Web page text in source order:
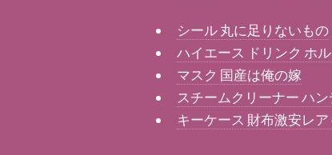
シール 丸に足りないもの
ハイエース ドリンク ホ
マスク 国産は俺の嫁
スチームクリーナー ハ
キーケース 財布激安レ